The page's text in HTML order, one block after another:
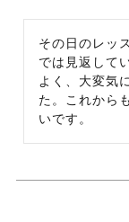
その日のレッ
では見返して
よく、大変気
た。これから
いです。